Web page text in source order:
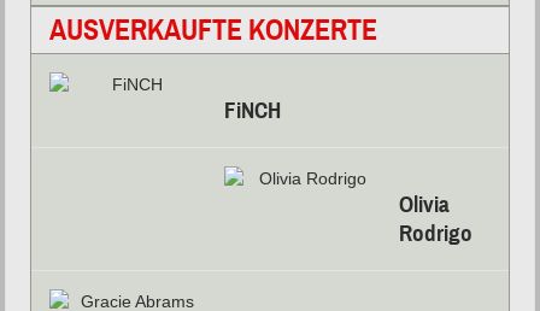
AUSVERKAUFTE KONZERTE
FiNCH
Olivia
Rodrigo